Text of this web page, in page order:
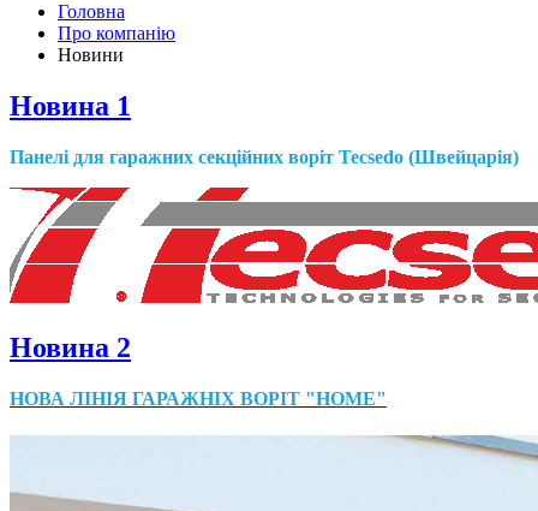
Головна
Про компанію
Новини
Новина 1
Панелі для гаражних секційних воріт Tecsedo (Швейцарія)
Новина 2
НОВА ЛІНІЯ ГАРАЖНIХ ВОРIТ "HOME"